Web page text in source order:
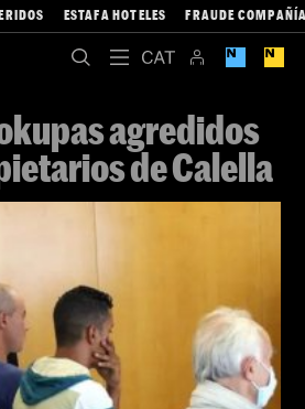
ESTAFA HOTELES FRAUDE
agredidos
de Calella